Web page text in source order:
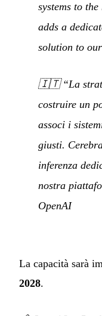
systems to
adds a
solution to
🇮🇹“La
costruire un
associ i
giusti.
inferenza
nostra
OpenAI
La capacità sarà
2028.